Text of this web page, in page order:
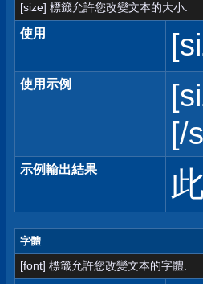
[size] 標籤允許您改變文本的大小.
使用
使用示例
[/
示例輸出結果
字體
[font] 標籤允許您改變文本的字體.